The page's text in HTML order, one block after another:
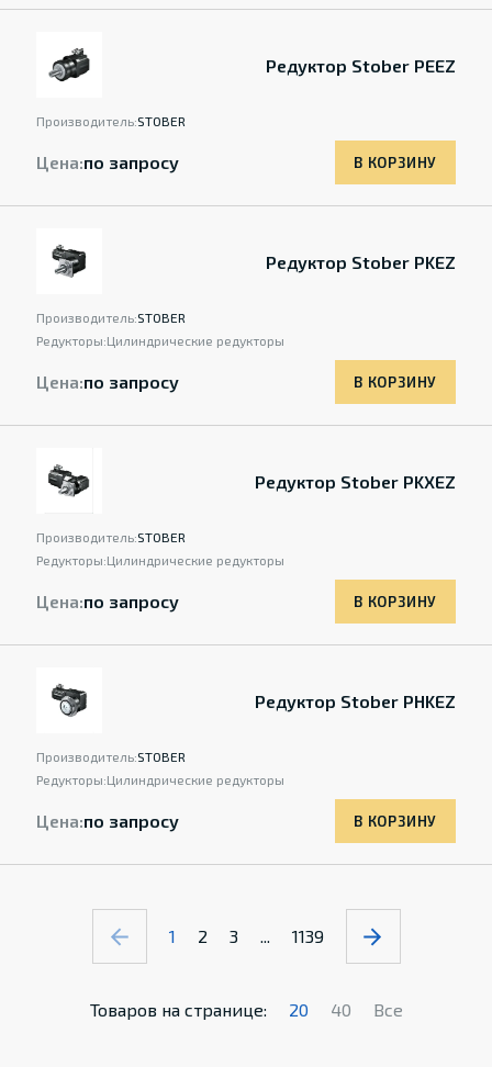
Редуктор Stober PEEZ
Производитель:STOBER
Цена:по запросу В КОРЗИНУ
Редуктор Stober PKEZ
Производитель:STOBER
Редукторы:Цилиндрические редукторы
Цена:по запросу В КОРЗИНУ
Редуктор Stober PKXEZ
Производитель:STOBER
Редукторы:Цилиндрические редукторы
Цена:по запросу В КОРЗИНУ
Редуктор Stober PHKEZ
Производитель:STOBER
Редукторы:Цилиндрические редукторы
Цена:по запросу В КОРЗИНУ
1 2 3 ... 1139
Товаров на странице: 20 40 Все